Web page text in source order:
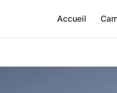
Accueil